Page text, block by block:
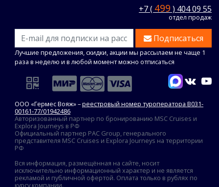
+7 ( 499 ) 404 09 55
отдел продаж
Подписаться
Лучшие предложения, скидки, акции мы рассылаем не чаще 1
раза в неделю и в любой момент можно отписаться
ООО «Гермес Вояж» –реестровый номер туроператора В031-
00161-77/01942486
Авторизованный партнер по бронированию MSC Cruises и
Explora Journeys в РФ
Официальный партнер PAC Group, генерального
представителя MSC Cruises и Explora Journeys на территории
РФ
Вся информация, размещённая на сайте, носит
исключительно информационный характер и не является
рекламой и публичной офертой. Оплата только в рублях по
курсу компании.